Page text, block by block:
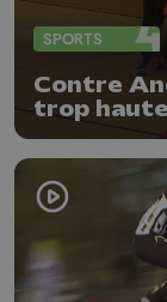
SPORTS
Contre
trop